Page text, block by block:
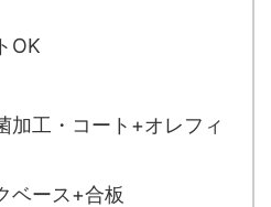
OK
加工・コート+オレフィ
ベース+合板